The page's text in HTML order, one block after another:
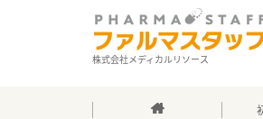
株式会社メディカルリソース